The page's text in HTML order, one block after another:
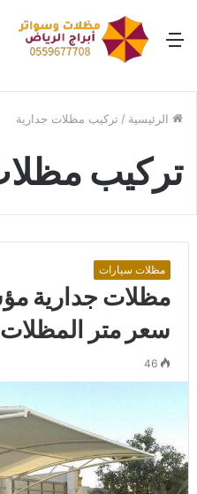
القائمة
الرئيسية / تركيب مظلات جدارية
تركيب
مظلات سيارات
مظلات جدارية
سعر متر
46